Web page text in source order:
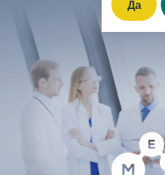
Да
Популярные запросы
КТ
Ультразвуковая
Лабораторные
Прием хирурга